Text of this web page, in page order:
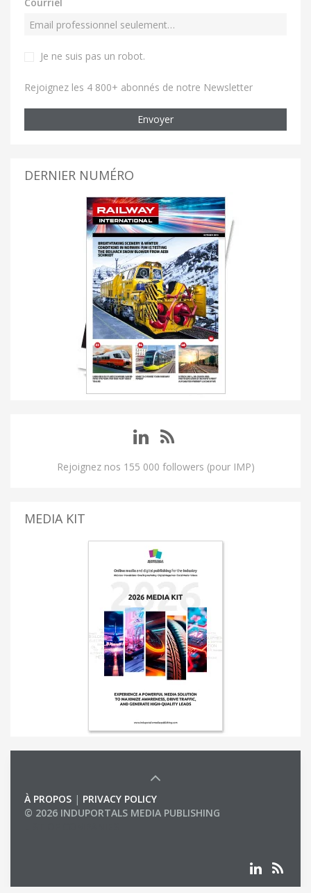
Courriel
Je ne suis pas un robot.
Rejoignez les 4 800+ abonnés de notre Newsletter
Envoyer
DERNIER NUMÉRO
Rejoignez nos 155 000 followers (pour IMP)
MEDIA KIT
À PROPOS | PRIVACY POLICY
© 2026 INDUPORTALS MEDIA PUBLISHING